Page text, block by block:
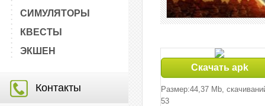
СИМУЛЯТОРЫ
КВЕСТЫ
ЭКШЕН
Контакты
Скачать apk
Размер:44,37 Mb,
53